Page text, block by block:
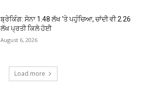
ਬ੍ਰੇਕਿੰਗ: ਸੋਨਾ ₹1.48 ਲੱਖ ‘ਤੇ ਪਹੁੰਚਿਆ, ਚਾਂਦੀ ਵੀ ₹2.26
ਲੱਖ ਪ੍ਰਤੀ ਕਿਲੋ ਹੋਈ
August 6, 2026
Load more